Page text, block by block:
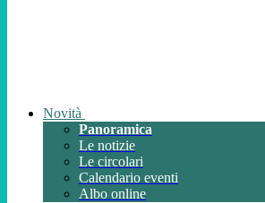
Novità
Panoramica
Le notizie
Le circolari
Calendario eventi
Albo online